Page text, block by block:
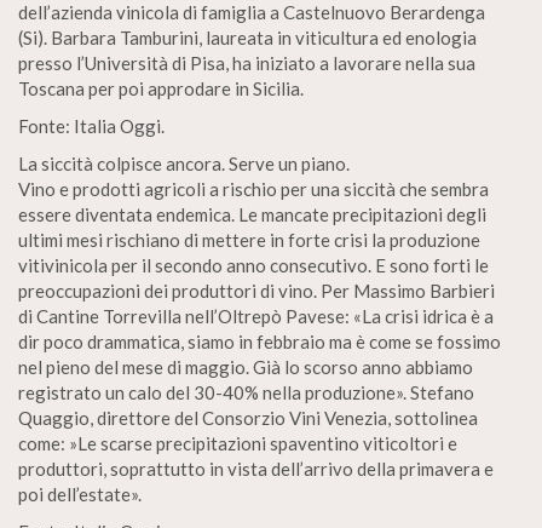
dell’azienda vinicola di famiglia a Castelnuovo Berardenga
(Si). Barbara Tamburini, laureata in viticultura ed enologia
presso l’Università di Pisa, ha iniziato a lavorare nella sua
Toscana per poi approdare in Sicilia.
Fonte: Italia Oggi.
La siccità colpisce ancora. Serve un piano.
Vino e prodotti agricoli a rischio per una siccità che sembra
essere diventata endemica. Le mancate precipitazioni degli
ultimi mesi rischiano di mettere in forte crisi la produzione
vitivinicola per il secondo anno consecutivo. E sono forti le
preoccupazioni dei produttori di vino. Per Massimo Barbieri
di Cantine Torrevilla nell’Oltrepò Pavese: «La crisi idrica è a
dir poco drammatica, siamo in febbraio ma è come se fossimo
nel pieno del mese di maggio. Già lo scorso anno abbiamo
registrato un calo del 30-40% nella produzione». Stefano
Quaggio, direttore del Consorzio Vini Venezia, sottolinea
come: »Le scarse precipitazioni spaventino viticoltori e
produttori, soprattutto in vista dell’arrivo della primavera e
poi dell’estate».